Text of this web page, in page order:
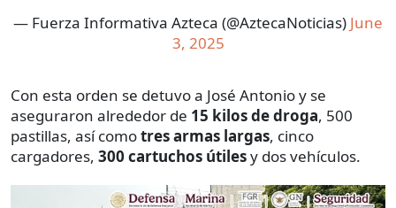
— Fuerza Informativa Azteca (@AztecaNoticias) June
3, 2025
Con esta orden se detuvo a José Antonio y se
aseguraron alrededor de 15 kilos de droga, 500
pastillas, así comotres armas largas, cinco
cargadores, 300 cartuchos útilesy dos vehículos.